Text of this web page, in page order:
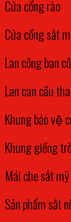
Cửa cổng rào
Cửa cổng sắt
Lan công ban
Lan can cầu
Khung bảo vệ
Khung giếng
Mái che sắt
Sản phẩm sắt